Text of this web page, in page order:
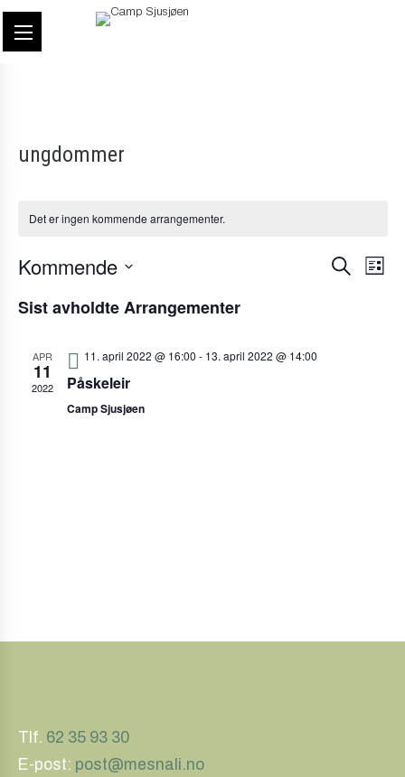
ungdommer
Det er ingen kommende arrangementer.
Søk
Liste
Kommende
dato.
Sist avholdte Arrangementer
APR
11
2022
11. april 2022 @ 16:00 - 13. april 2022 @ 14:00
Påskeleir
Camp Sjusjøen
Tlf. 62 35 93 30
E-post: post@mesnali.no